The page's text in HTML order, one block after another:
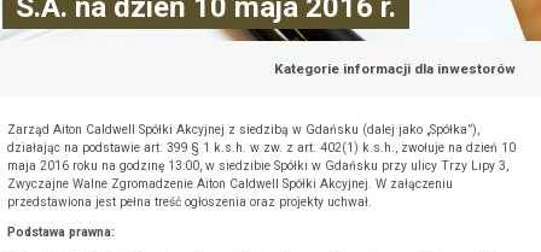
Kategorie informacji dla inwestorów
Zarząd Aiton Caldwell Spółki Akcyjnej z siedzibą w Gdańsku (dalej jako „Spółka”),
działając na podstawie art. 399 § 1 k.s.h. w zw. z art. 402(1) k.s.h., zwołuje na dzień 10
maja 2016 roku na godzinę 13:00, w siedzibie Spółki w Gdańsku przy ulicy Trzy Lipy 3,
Zwyczajne Walne Zgromadzenie Aiton Caldwell Spółki Akcyjnej. W załączeniu
przedstawiona jest pełna treść ogłoszenia oraz projekty uchwał.
Podstawa prawna: